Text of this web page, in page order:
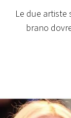
PLAYLIST
CONCORSI
Le due artiste
brano